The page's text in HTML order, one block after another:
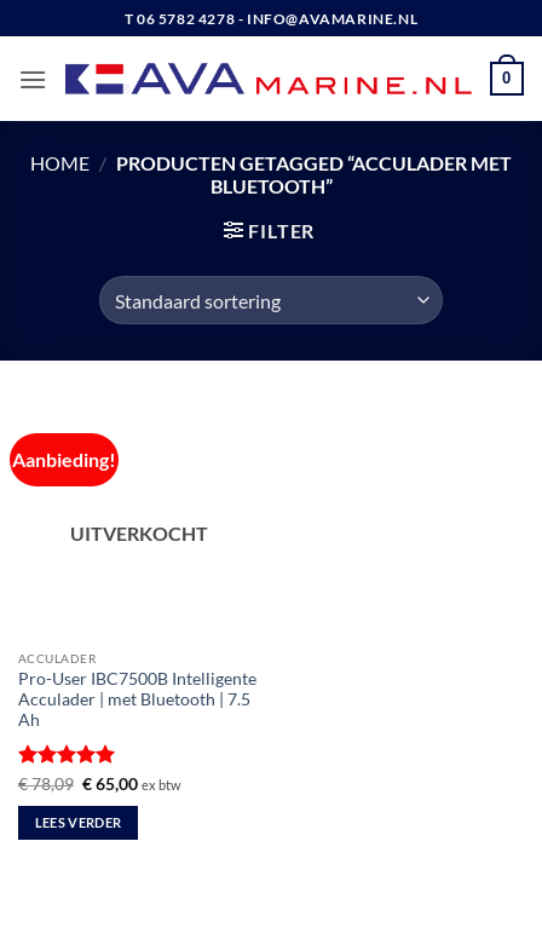
naar
inhoud
T 06 5782 4278 - INFO@AVAMARINE.NL
0
HOME / PRODUCTEN GETAGGED “ACCULADER MET
BLUETOOTH”
FILTER
Aanbieding!
UITVERKOCHT
ACCULADER
Pro-User IBC7500B Intelligente
Acculader | met Bluetooth | 7.5
Ah
Gewaardeerd
5uit 5
€78,09 Oorspronkelijke
was:
€ 78,09.
€65,00Huidige
ex btw
LEES VERDER